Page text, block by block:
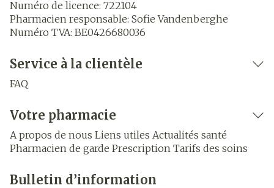
Numéro de licence: 722104
Pharmacien responsable: Sofie Vandenberghe
Numéro TVA: BE0426680036
Service à la clientèle
FAQ
Votre pharmacie
A propos de nous Liens utiles Actualités santé
Pharmacien de garde Prescription Tarifs des soins
Bulletin d’information